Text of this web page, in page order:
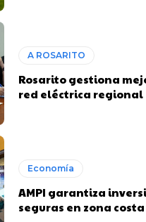
A ROSARITO
Rosarito gestiona
red eléctrica regional
Economía
AMPI garantiza
seguras en zona costa